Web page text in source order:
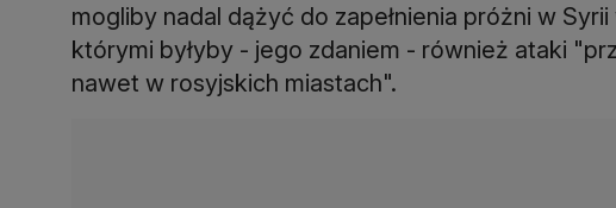
mogliby nadal dążyć do zapełnienia próżni w
którymi byłyby - jego zdaniem - również ataki
nawet w rosyjskich miastach".